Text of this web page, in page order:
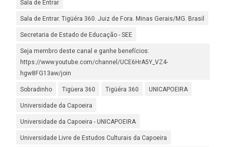
Sala de Entrar
Sala de Entrar. Tigüéra 360. Juiz de Fora. Minas Gerais/MG. Brasil
Secretaria de Estado de Educação - SEE
Seja membro deste canal e ganhe benefícios:
https://www.youtube.com/channel/UCE6HrA5Y_VZ4-
hgw8FG13aw/join
Sobradinho Tigüera 360 Tigüéra 360 UNICAPOEIRA
Universidade da Capoeira
Universidade da Capoeira - UNICAPOEIRA
Universidade Livre de Estudos Culturais da Capoeira